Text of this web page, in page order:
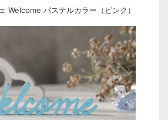
Welcome パステルカラー（ピンク）